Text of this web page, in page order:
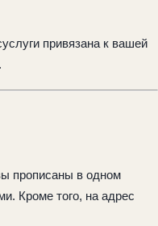
привязана к вашей
прописаны в одном
Кроме того, на адрес